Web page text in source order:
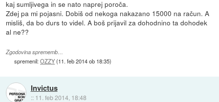
kaj sumljivega in se nato naprej poroča.
Zdej pa mi pojasni. Dobiš od nekoga nakazano 15000 na račun. A
misliš, da bo durs to videl. A boš prijavil za dohodnino ta dohodek
al ne??
Zgodovina sprememb…
spremenil:OZZY(11. feb 2014 ob 18:35)
Invictus
:: 11. feb 2014, 18:48